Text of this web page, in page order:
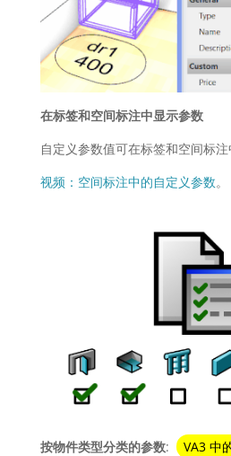
在标签和空间标注中显示参数
自定义参数值可在标签和空间标注
视频：空间标注中的自定义参数。
按物件类型分类的参数: VA3 中